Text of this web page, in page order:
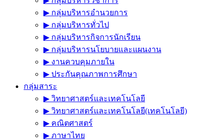
▶︎ กลุ่มบริหารอำนวยการ
▶︎ กลุ่มบริหารทั่วไป
▶︎ กลุ่มบริหารกิจการนักเรียน
▶︎ กลุ่มบริหารนโยบายและแผนงาน
▶︎ งานควบคุมภายใน
▶︎ ประกันคุณภาพการศึกษา
กลุ่มสาระ
▶︎ วิทยาศาสตร์และเทคโนโลยี
▶︎ วิทยาศาสตร์และเทคโนโลยี(เทคโนโลยี)
▶︎ คณิตศาสตร์
▶︎ ภาษาไทย